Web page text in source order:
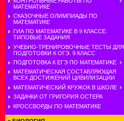
МАТЕМАТИКЕ
СКАЗОЧНЫЕ ОЛИМПИАДЫ ПО
МАТЕМАТИКЕ
ГИА ПО МАТЕМАТИКЕ В 9 КЛАССЕ.
ТИПОВЫЕ ЗАДАНИЯ
УЧЕБНО-ТРЕНИРОВОЧНЫЕ ТЕСТЫ ДЛЯ
ПОДГОТОВКИ К ОГЭ. 9 КЛАСС
ПОДГОТОВКА К ЕГЭ ПО МАТЕМАТИКЕ
МАТЕМАТИЧЕСКАЯ СОСТАВЛЯЮЩАЯ
ВСЕХ ДОСТИЖЕНИЙ ЦИВИЛИЗАЦИИ
МАТЕМАТИЧЕСКИЙ КРУЖОК В ШКОЛЕ
ЗАДАЧКИ ОТ ГРИГОРИЯ ОСТЕРА
КРОССВОРДЫ ПО МАТЕМАТИКЕ